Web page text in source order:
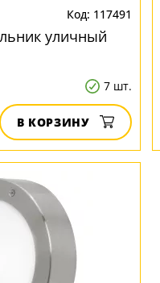
117491
уличный
7 шт.
В КОРЗИНУ